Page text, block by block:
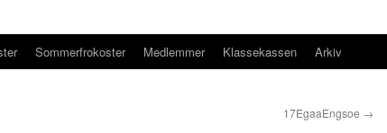
Sommerfrokoster Medlemmer Klassekassen Arkiv
17EgaaEngsoe →